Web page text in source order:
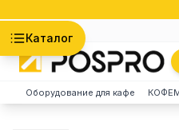
Каталог
Оборудование для кафе